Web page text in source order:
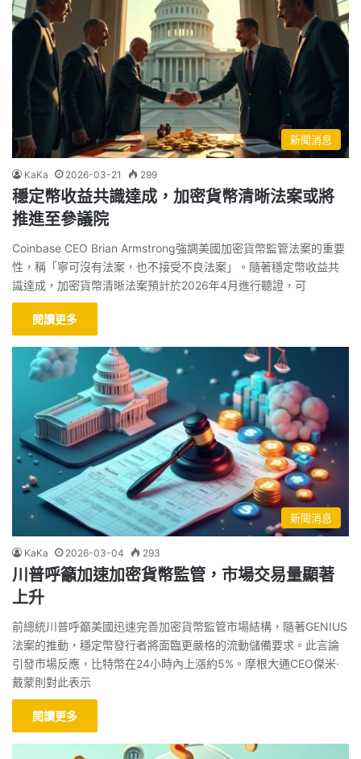
新聞消息
KaKa 2026-03-21 299
穩定幣收益共識達成，加密貨幣清晰法案或將
推進至參議院
Coinbase CEO Brian Armstrong強調美國加密貨幣監管法案的重要
性，稱「寧可沒有法案，也不接受不良法案」。隨著穩定幣收益共
識達成，加密貨幣清晰法案預計於2026年4月進行聽證，可
閱讀更多
新聞消息
KaKa 2026-03-04 293
川普呼籲加速加密貨幣監管，市場交易量顯著
上升
前總統川普呼籲美國迅速完善加密貨幣監管市場結構，隨著GENIUS
法案的推動，穩定幣發行者將面臨更嚴格的流動儲備要求。此言論
引發市場反應，比特幣在24小時內上漲約5%。摩根大通CEO傑米·
戴蒙則對此表示
閱讀更多